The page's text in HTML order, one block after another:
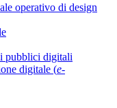
operativo di design
pubblici digitali
digitale (e-